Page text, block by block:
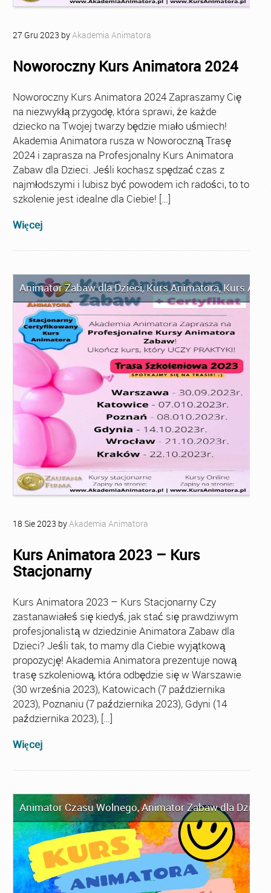
27 Gru 2023 byAkademia Animatora
Noworoczny Kurs Animatora 2024
Noworoczny Kurs Animatora 2024 Zapraszamy Cię
na niezwykłą przygodę, która sprawi, że każde
dziecko na Twojej twarzy będzie miało uśmiech!
Akademia Animatora rusza w Noworoczną Trasę
2024 i zaprasza na Profesjonalny Kurs Animatora
Zabaw dla Dzieci. Jeśli kochasz spędzać czas z
najmłodszymi i lubisz być powodem ich radości, to to
szkolenie jest idealne dla Ciebie! […]
Więcej
Animator Zabaw dla Dzieci,Kurs Animatora,Kurs
18 Sie2023 byAkademia Animatora
Kurs Animatora 2023 – Kurs
Stacjonarny
Kurs Animatora 2023 – Kurs Stacjonarny Czy
zastanawiałeś się kiedyś, jak stać się prawdziwym
profesjonalistą w dziedzinie Animatora Zabaw dla
Dzieci? Jeśli tak, to mamy dla Ciebie wyjątkową
propozycję! Akademia Animatora prezentuje nową
trasę szkoleniową, która odbędzie się w Warszawie
(30 września 2023), Katowicach (7 października
2023), Poznaniu (7 października 2023), Gdyni (14
października 2023), […]
Więcej
Animator Czasu Wolnego,Animator Zabaw dla Dzieci